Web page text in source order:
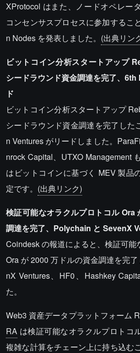
XProtocol はまた、ノードオペレー
コンセンサスプロセスに参加するこ
n Nodes を発表しました。 (出典リン
ビットコイン分析スタートアップ
シードラウンド資金調達を完了、
ド
ビットコイン分析スタートアップ
シードラウンド資金調達を完了した
n Ventures がリードしました。
nrock Capital、UTXO Management
はビットコインに基づく MEV 製品
定です。 (出典リンク)
検証可能なオラクルプロトコル Ora
調達を完了、Polychain と SevenX
Coindesk の報道によると、検証可
Ora が 2000 万ドルの資金調達を完
nX Ventures、HF0、Hashkey
た。
Web3 資産データプラットフォーム
RA は検証可能なオラクルプロトコ
複雑な計算をチェーン上に持ち込む